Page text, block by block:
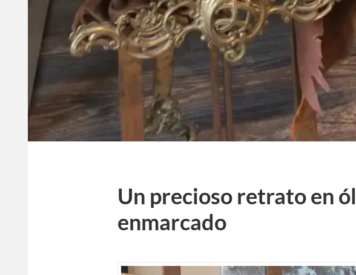
Un precioso retrato en
enmarcado